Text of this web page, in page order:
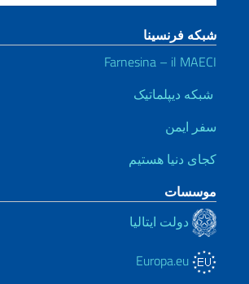
شبکه فرنسینا
Farnesina – il MAECI
شبکه دیپلماتیک
سفر ایمن
کجای دنیا هستیم
موسسات
دولت ایتالیا